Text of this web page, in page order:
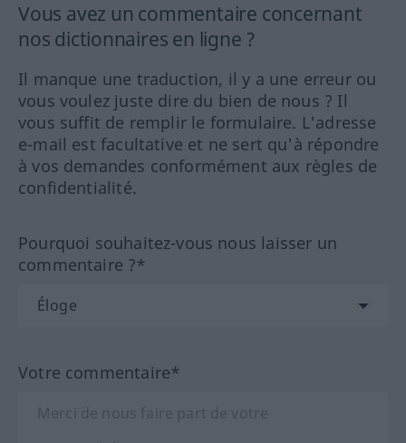
Vous avez un commentaire concernant
nos dictionnaires en ligne ?
Il manque une traduction, il y a une erreur ou
vous voulez juste dire du bien de nous ? Il
vous suffit de remplir le formulaire. L'adresse
e-mail est facultative et ne sert qu'à répondre
à vos demandes conformément aux règles de
confidentialité.
Pourquoi souhaitez-vous nous laisser un
commentaire ?*
Votre commentaire*